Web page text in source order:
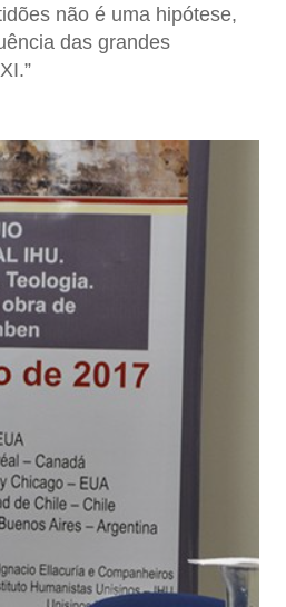
não é uma hipótese,
das grandes